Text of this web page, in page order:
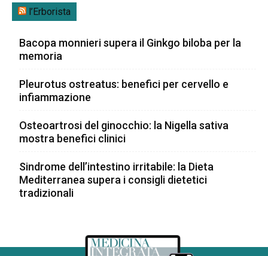
l’Erborista
Bacopa monnieri supera il Ginkgo biloba per la
memoria
Pleurotus ostreatus: benefici per cervello e
infiammazione
Osteoartrosi del ginocchio: la Nigella sativa
mostra benefici clinici
Sindrome dell’intestino irritabile: la Dieta
Mediterranea supera i consigli dietetici
tradizionali